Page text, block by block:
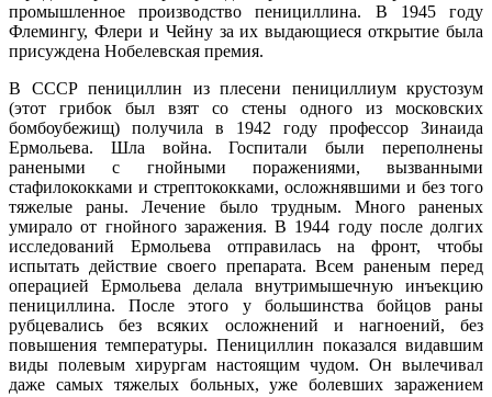
промышленное производство пенициллина. В 1945 году
Флемингу, Флери и Чейну за их выдающиеся открытие была
присуждена Нобелевская премия.
В СССР пенициллин из плесени пенициллиум крустозум
(этот грибок был взят со стены одного из московских
бомбоубежищ) получила в 1942 году профессор Зинаида
Ермольева. Шла война. Госпитали были переполнены
ранеными с гнойными поражениями, вызванными
стафилококками и стрептококками, осложнявшими и без того
тяжелые раны. Лечение было трудным. Много раненых
умирало от гнойного заражения. В 1944 году после долгих
исследований Ермольева отправилась на фронт, чтобы
испытать действие своего препарата. Всем раненым перед
операцией Ермольева делала внутримышечную инъекцию
пенициллина. После этого у большинства бойцов раны
рубцевались без всяких осложнений и нагноений, без
повышения температуры. Пенициллин показался видавшим
виды полевым хирургам настоящим чудом. Он вылечивал
даже самых тяжелых больных, уже болевших заражением